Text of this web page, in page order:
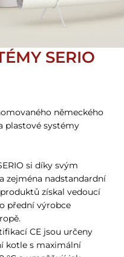
SERIO
německého
plastové systémy
si díky svým
zejména nadstandardní
získal vedoucí
přední výrobce
CE jsou určeny
kotle s maximální